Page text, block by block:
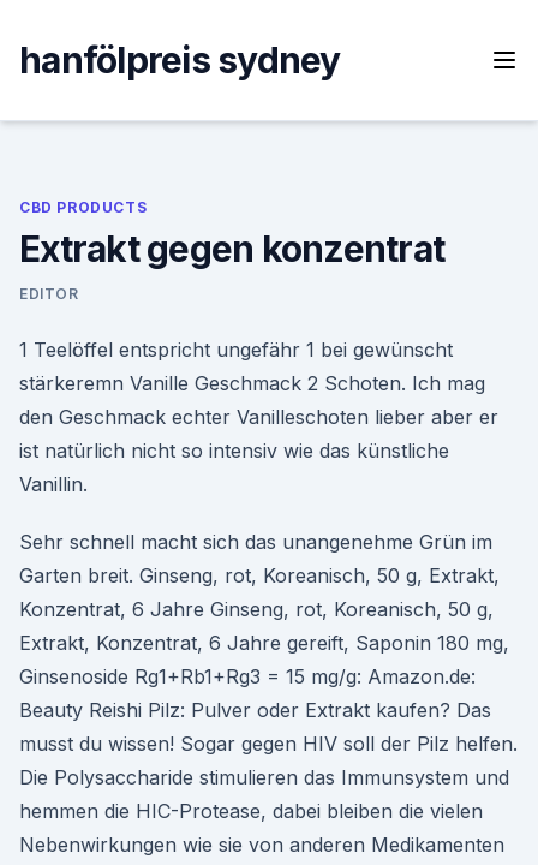
content
hanfölpreis sydney
CBD PRODUCTS
Extrakt gegen konzentrat
EDITOR
1 Teelöffel entspricht ungefähr 1 bei gewünscht
stärkeremn Vanille Geschmack 2 Schoten. Ich mag
den Geschmack echter Vanilleschoten lieber aber er
ist natürlich nicht so intensiv wie das künstliche
Vanillin.
Sehr schnell macht sich das unangenehme Grün im
Garten breit. Ginseng, rot, Koreanisch, 50 g, Extrakt,
Konzentrat, 6 Jahre Ginseng, rot, Koreanisch, 50 g,
Extrakt, Konzentrat, 6 Jahre gereift, Saponin 180 mg,
Ginsenoside Rg1+Rb1+Rg3 = 15 mg/g: Amazon.de:
Beauty Reishi Pilz: Pulver oder Extrakt kaufen? Das
musst du wissen! Sogar gegen HIV soll der Pilz helfen.
Die Polysaccharide stimulieren das Immunsystem und
hemmen die HIC-Protease, dabei bleiben die vielen
Nebenwirkungen wie sie von anderen Medikamenten